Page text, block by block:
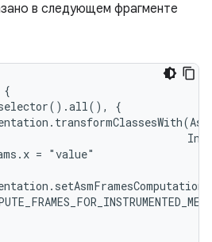
в следующем фрагменте
{
{
= "value"